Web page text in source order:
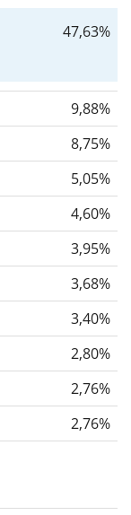
47,63%
9,88%
8,75%
5,05%
4,60%
3,95%
3,68%
3,40%
2,80%
2,76%
2,76%